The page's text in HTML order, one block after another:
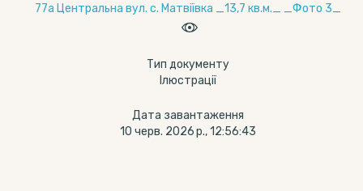
77а Центральна вул. с. Матвіївка _13,7 кв.м._ _Фото 3_
Тип документу
Ілюстрації
Дата завантаження
10 черв. 2026 р., 12:56:43